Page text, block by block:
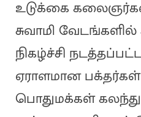
உடுக்கை
சுவாமி
நிகழ்ச்சி
ஏராளமான
பொதுமக்கள்